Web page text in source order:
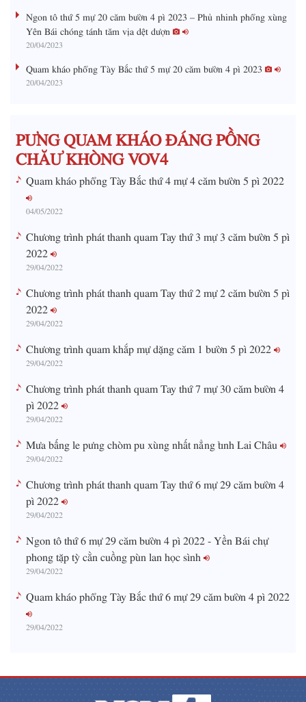
i
e
Ngon tô thứ 5 mự 20 căm bườn 4 pì 2023 – Phủ nhinh phổng xùng
Yên Bái chóng tánh tăm vịa dệt dượn
20/04/2023
Quam kháo phổng Tày Bắc thứ 5 mự 20 căm bườn 4 pì 2023
20/04/2023
PƯNG QUAM KHÁO ĐÁNG PỒNG
CHĂƯ KHÒNG VOV4
Quam kháo phổng Tày Bắc thứ 4 mự 4 căm bườn 5 pì 2022
04/05/2022
Chương trình phát thanh quam Tay thứ 3 mự 3 căm bườn 5 pì
2022
29/04/2022
Chương trình phát thanh quam Tay thứ 2 mự 2 căm bườn 5 pì
2022
29/04/2022
Chương trình quam khắp mự dặng căm 1 bườn 5 pì 2022
29/04/2022
Chương trình phát thanh quam Tay thứ 7 mự 30 căm bườn 4
pì 2022
29/04/2022
Mưa bấng le pưng chòm pu xùng nhất nẳng tỉnh Lai Châu
29/04/2022
Chương trình phát thanh quam Tay thứ 6 mự 29 căm bườn 4
pì 2022
29/04/2022
Ngon tô thứ 6 mự 29 căm bườn 4 pì 2022 - Yền Bái chự
phong tặp tỳ cằn cuồng pùn lan học sình
29/04/2022
Quam kháo phổng Tày Bắc thứ 6 mự 29 căm bườn 4 pì 2022
29/04/2022